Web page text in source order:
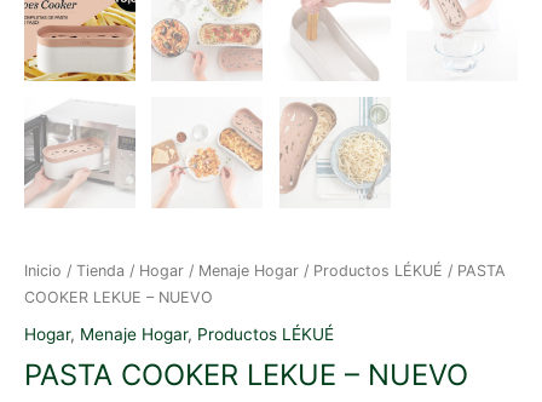
Inicio / Tienda / Hogar / Menaje Hogar / Productos LÉKUÉ / PASTA
COOKER LEKUE – NUEVO
Hogar, Menaje Hogar, Productos LÉKUÉ
PASTA COOKER LEKUE – NUEVO